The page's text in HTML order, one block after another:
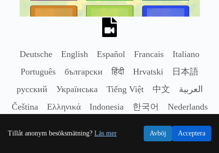
Tillåt anonym besöksmätning? Läs mer Avböj Acceptera
Deutsche English Español Francais
Italiano
Português
български हिंदी Hrvatski
日本語
русский
Українська Tiếng Việt 中文
العربية
Čeština
Ελληνικά Indonesia 한국어 Nederlands
Română Svenska ไทย Türkçe